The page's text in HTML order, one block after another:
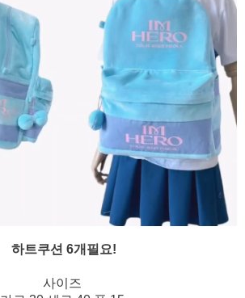
하트쿠션 6개필요!
사이즈